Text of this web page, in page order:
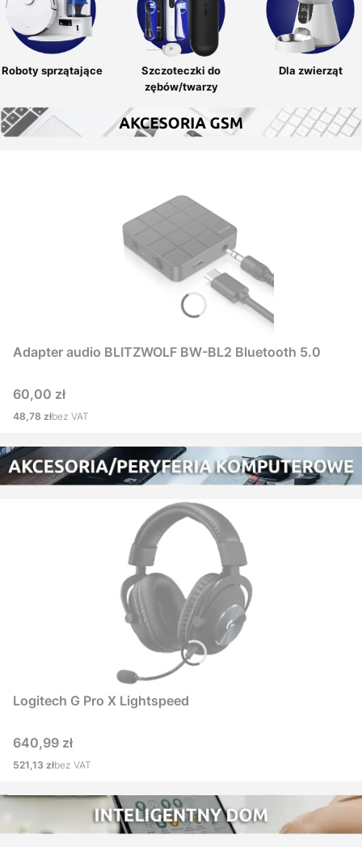
Roboty sprzątające
Szczoteczki do
zębów/twarzy
Dla zwierząt
Adapter audio BLITZWOLF BW-BL2 Bluetooth 5.0
Cena
60,00 zł
Cena
48,78 złbez VAT
Logitech G Pro X Lightspeed
Cena
640,99 zł
Cena
521,13 złbez VAT